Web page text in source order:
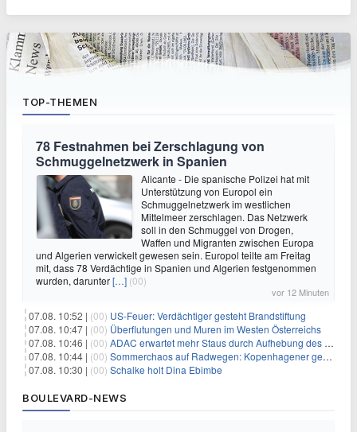
TOP-THEMEN
78 Festnahmen bei Zerschlagung von
Schmuggelnetzwerk in Spanien
Alicante - Die spanische Polizei hat mit
Unterstützung von Europol ein
Schmuggelnetzwerk im westlichen
Mittelmeer zerschlagen. Das Netzwerk
soll in den Schmuggel von Drogen,
Waffen und Migranten zwischen Europa
und Algerien verwickelt gewesen sein. Europol teilte am Freitag
mit, dass 78 Verdächtige in Spanien und Algerien festgenommen
wurden, darunter[…] (00)
vor 12 Minuten
07.08. 10:52 | (00) US-Feuer: Verdächtiger gesteht Brandstiftung
07.08. 10:47 | (00) Überflutungen und Muren im Westen Österreichs
07.08. 10:46 | (00) ADAC erwartet mehr Staus durch Aufhebung des Lkw-Fahrverbots
07.08. 10:44 | (00) Sommerchaos auf Radwegen: Kopenhagener genervt von Touristen
07.08. 10:30 | (00) Schalke holt Dina Ebimbe
BOULEVARD-NEWS